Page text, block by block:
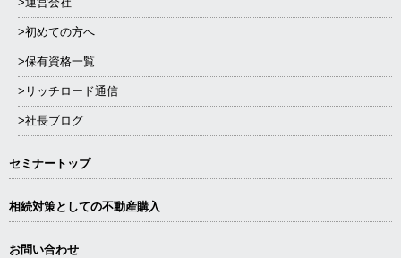
>初めての方へ
>保有資格一覧
>リッチロード通信
>社長ブログ
セミナートップ
相続対策としての不動産購入
お問い合わせ